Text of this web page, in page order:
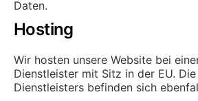
Daten.
Hosting
Wir hosten unsere Website bei
Dienstleister mit Sitz in der EU.
Dienstleisters befinden sich